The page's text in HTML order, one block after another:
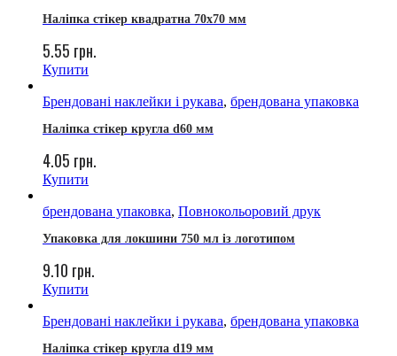
Наліпка стікер квадратна 70х70 мм
5.55 грн.
Купити
Брендовані наклейки і рукава, брендована упаковка
Наліпка стікер кругла d60 мм
4.05 грн.
Купити
брендована упаковка, Повнокольоровий друк
Упаковка для локшини 750 мл із логотипом
9.10 грн.
Купити
Брендовані наклейки і рукава, брендована упаковка
Наліпка стікер кругла d19 мм